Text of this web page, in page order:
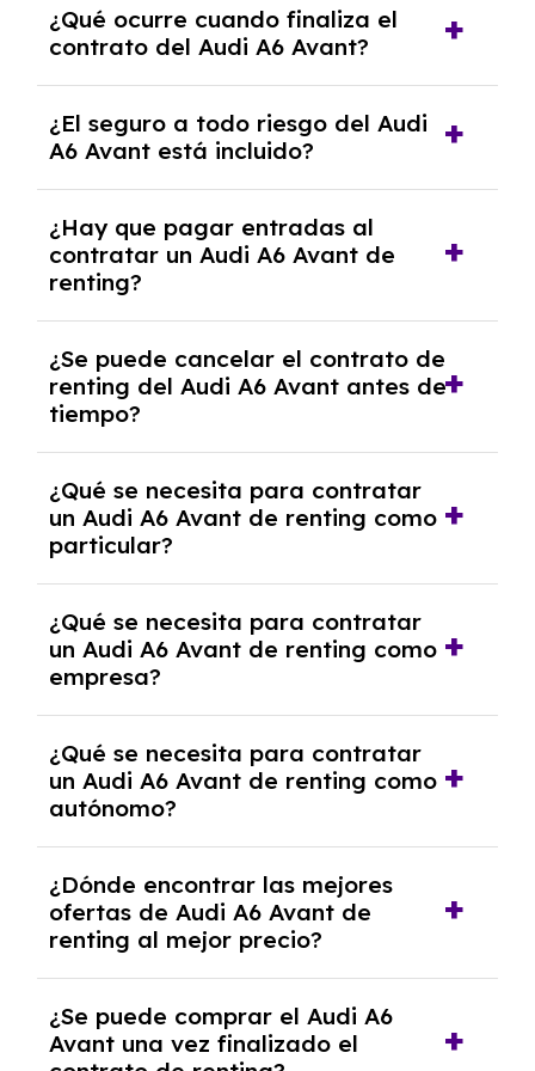
contrato y puede variar entre 10,000 y
30,000 km anuales. Si excedes ese límite,
puede haber un cargo adicional.
¿Qué ocurre cuando finaliza el
contrato del Audi A6 Avant?
coche, renovarlo por uno nuevo o, en algunos
casos, comprarlo a un precio previamente
acordado.
¿El seguro a todo riesgo del Audi
A6 Avant está incluido?
Avant con el seguro a todo riesgo sin
franquicia incluido dentro de las cuotas
mensuales.
¿Hay que pagar entradas al
contratar un Audi A6 Avant de
renting?
tendrás que pagar ningún tipo de entrada
salvo en casos que lo exija el proveedor
debido al resultado del estudio de viabilidad
económica.
¿Se puede cancelar el contrato de
renting del Audi A6 Avant antes de
tiempo?
pero puede haber penalizaciones por
cancelación anticipada. Es importante revisar
las condiciones del contrato y hablar con un
experto que te asesore.
¿Qué se necesita para contratar
un Audi A6 Avant de renting como
particular?
y, en algunos casos, una consulta de solvencia
crediticia y un pago inicial.
¿Qué se necesita para contratar
un Audi A6 Avant de renting como
empresa?
documentación financiera y, en algunos
casos, un informe de solvencia de la empresa
y un pago inicial.
¿Qué se necesita para contratar
un Audi A6 Avant de renting como
autónomo?
autónomos, justificante de ingresos y, en
algunos casos, un informe fiscal y un pago
inicial.
¿Dónde encontrar las mejores
ofertas de Audi A6 Avant de
renting al mejor precio?
mejores ofertas de vehículos de renting con
todos los gastos incluidos y sin pagar
¿Se puede comprar el Audi A6
Avant una vez finalizado el